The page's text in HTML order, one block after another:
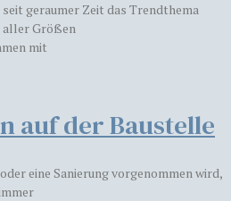
geraumer Zeit das Trendthema
aller Größen
mit
auf der Baustelle
eine Sanierung vorgenommen wird,